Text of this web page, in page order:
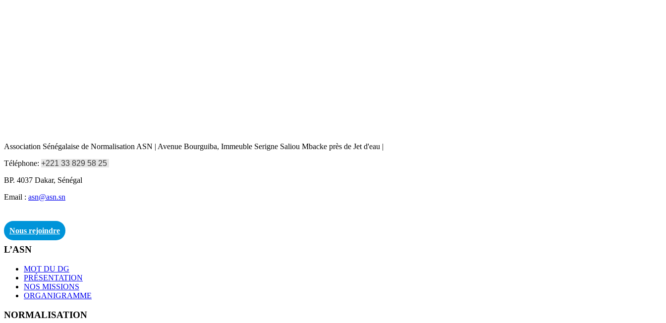
Association Sénégalaise de Normalisation ASN | Avenue Bourguiba, Immeuble Serigne Saliou Mbacke près de Jet d'eau |
Téléphone: +221 33 829 58 25
BP. 4037 Dakar, Sénégal
Email : asn@asn.sn
Nous rejoindre
L’ASN
MOT DU DG
PRÉSENTATION
NOS MISSIONS
ORGANIGRAMME
NORMALISATION